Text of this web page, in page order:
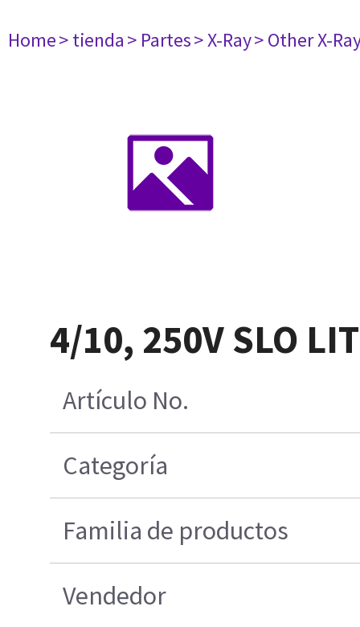
Home> tienda> Partes> X-Ray> Other X-
4/10, 250V SLO
Artículo No.
Categoría
Familia de productos
Vendedor